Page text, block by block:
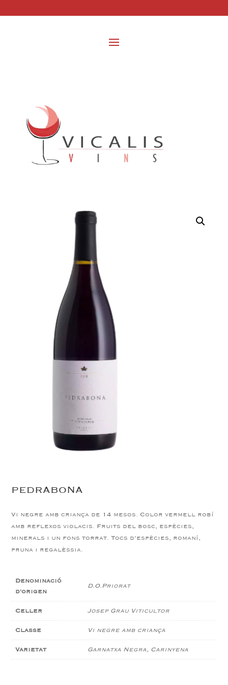
PEDRABONA
Vi negre amb criança de 14 mesos. Color vermell robí
amb reflexos violacis. Fruits del bosc, espècies,
minerals i un fons torrat. Tocs d’espècies, romaní,
pruna i regalèssia.
Denominació
d'origen
D.O.Priorat
Celler Josep Grau Viticultor
Classe Vi negre amb criança
Varietat Garnatxa Negra, Carinyena